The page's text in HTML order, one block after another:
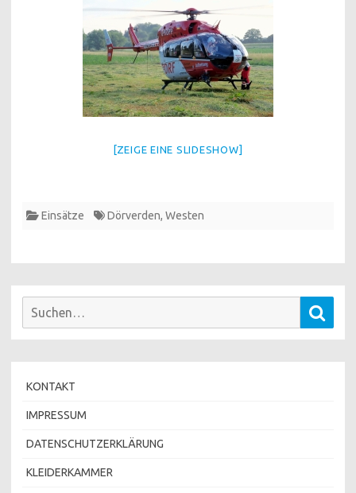
[ZEIGE EINE SLIDESHOW]
Einsätze Dörverden, Westen
Suchen
KONTAKT
IMPRESSUM
DATENSCHUTZERKLÄRUNG
KLEIDERKAMMER